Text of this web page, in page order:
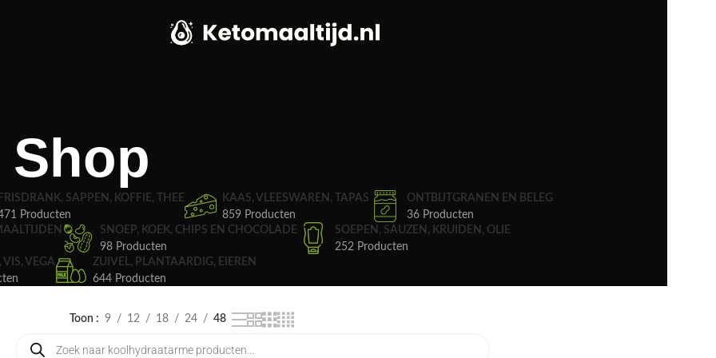
Shop
FRISDRANK, SAPPEN, KOFFIE, THEE
Producten
KAAS, VLEESWAREN, TAPAS
859 Producten
ONTBIJTGRANEN EN BELEG
36 Producten
SNOEP, KOEK, CHIPS EN CHOCOLADE
98 Producten
SOEPEN, SAUZEN, KRUIDEN, OLIE
252 Producten
VIS, VEGA
ZUIVEL, PLANTAARDIG, EIEREN
644 Producten
Toon 9 12 18 24 48